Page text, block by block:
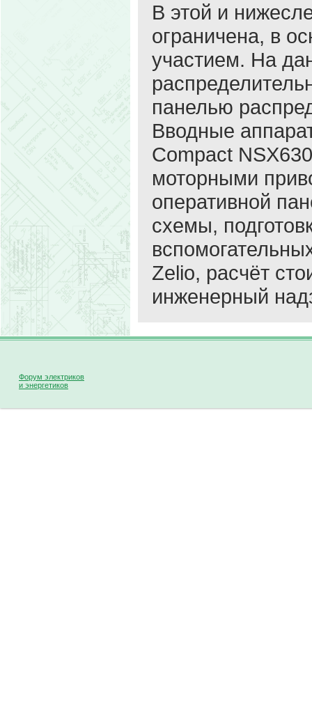
В этой и
ограничена, в
участием. На
панелью
Вводные
Compact
моторными
оперативной
схемы,
Zelio, расчёт
инженерный
Форум электриков
и энергетиков